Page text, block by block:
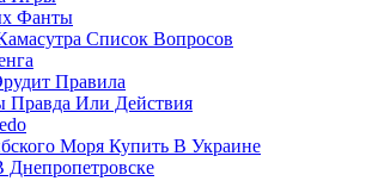
Фанты
Список Вопросов
Правила
Или Действия
Моря Купить В Украине